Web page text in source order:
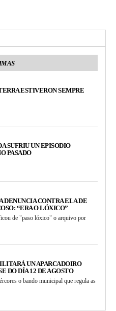
ESTIVERON SEMPRE
SUFRIU UN EPISODIO
PASADO
DENUNCIA CONTRA ELA DE
“ERA O LÓXICO”
de "paso lóxico" o arquivo por
UN APARCADOIRO
DO DÍA 12 DE AGOSTO
o bando municipal que regula as